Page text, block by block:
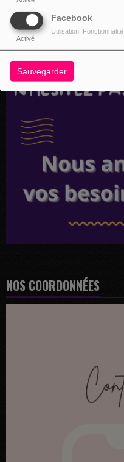
Facebook
Activé
Utilisation: Fonctionnalité
Sauvegarder
NOS COORDONNÉES